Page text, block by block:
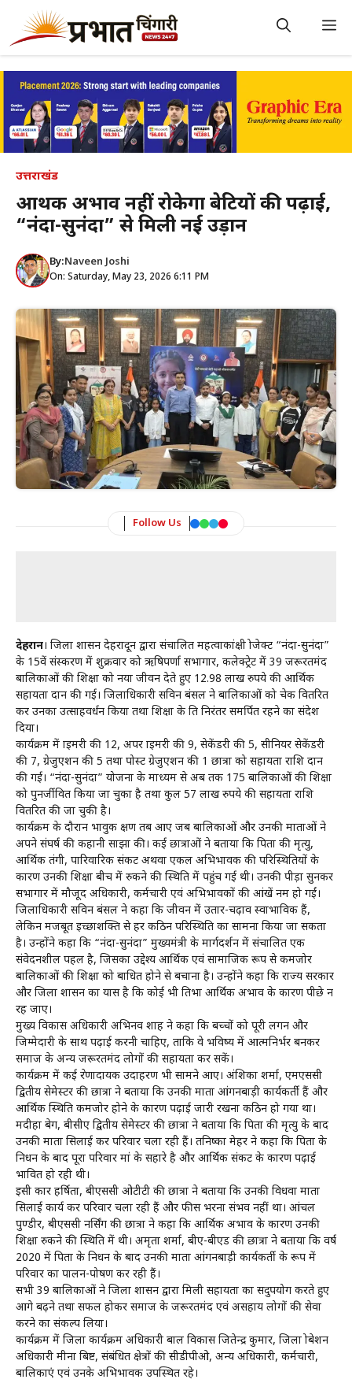
content
उत्तराखंड
आर्थिक अभाव नहीं रोकेगा बेटियों की पढ़ाई,
“नंदा-सुनंदा” से मिली नई उड़ान
By:Naveen Joshi
On: Saturday, May 23, 2026 6:11 PM
Follow Us
देहरादून। जिला प्रशासन देहरादून द्वारा संचालित महत्वाकांक्षी प्रोजेक्ट “नंदा-सुनंदा”
के 15वें संस्करण में शुक्रवार को ऋषिपर्णा सभागार, कलेक्ट्रेट में 39 जरूरतमंद
बालिकाओं की शिक्षा को नया जीवन देते हुए 12.98 लाख रुपये की आर्थिक
सहायता प्रदान की गई। जिलाधिकारी सविन बंसल ने बालिकाओं को चेक वितरित
कर उनका उत्साहवर्धन किया तथा शिक्षा के प्रति निरंतर समर्पित रहने का संदेश
दिया।
कार्यक्रम में प्राइमरी की 12, अपर प्राइमरी की 9, सेकेंडरी की 5, सीनियर सेकेंडरी
की 7, ग्रेजुएशन की 5 तथा पोस्ट ग्रेजुएशन की 1 छात्रा को सहायता राशि प्रदान
की गई। “नंदा-सुनंदा” योजना के माध्यम से अब तक 175 बालिकाओं की शिक्षा
को पुनर्जीवित किया जा चुका है तथा कुल 57 लाख रुपये की सहायता राशि
वितरित की जा चुकी है।
कार्यक्रम के दौरान भावुक क्षण तब आए जब बालिकाओं और उनकी माताओं ने
अपने संघर्ष की कहानी साझा की। कई छात्राओं ने बताया कि पिता की मृत्यु,
आर्थिक तंगी, पारिवारिक संकट अथवा एकल अभिभावक की परिस्थितियों के
कारण उनकी शिक्षा बीच में रुकने की स्थिति में पहुंच गई थी। उनकी पीड़ा सुनकर
सभागार में मौजूद अधिकारी, कर्मचारी एवं अभिभावकों की आंखें नम हो गईं।
जिलाधिकारी सविन बंसल ने कहा कि जीवन में उतार-चढ़ाव स्वाभाविक हैं,
लेकिन मजबूत इच्छाशक्ति से हर कठिन परिस्थिति का सामना किया जा सकता
है। उन्होंने कहा कि “नंदा-सुनंदा” मुख्यमंत्री के मार्गदर्शन में संचालित एक
संवेदनशील पहल है, जिसका उद्देश्य आर्थिक एवं सामाजिक रूप से कमजोर
बालिकाओं की शिक्षा को बाधित होने से बचाना है। उन्होंने कहा कि राज्य सरकार
और जिला प्रशासन का प्रयास है कि कोई भी प्रतिभा आर्थिक अभाव के कारण पीछे न
रह जाए।
मुख्य विकास अधिकारी अभिनव शाह ने कहा कि बच्चों को पूरी लगन और
जिम्मेदारी के साथ पढ़ाई करनी चाहिए, ताकि वे भविष्य में आत्मनिर्भर बनकर
समाज के अन्य जरूरतमंद लोगों की सहायता कर सकें।
कार्यक्रम में कई प्रेरणादायक उदाहरण भी सामने आए। अंशिका शर्मा, एमएससी
द्वितीय सेमेस्टर की छात्रा ने बताया कि उनकी माता आंगनबाड़ी कार्यकर्ती हैं और
आर्थिक स्थिति कमजोर होने के कारण पढ़ाई जारी रखना कठिन हो गया था।
मदीहा बेग, बीसीए द्वितीय सेमेस्टर की छात्रा ने बताया कि पिता की मृत्यु के बाद
उनकी माता सिलाई कर परिवार चला रही हैं। तनिष्का मेहर ने कहा कि पिता के
निधन के बाद पूरा परिवार मां के सहारे है और आर्थिक संकट के कारण पढ़ाई
प्रभावित हो रही थी।
इसी प्रकार हर्षिता, बीएससी ओटीटी की छात्रा ने बताया कि उनकी विधवा माता
सिलाई कार्य कर परिवार चला रही हैं और फीस भरना संभव नहीं था। आंचल
पुण्डीर, बीएससी नर्सिंग की छात्रा ने कहा कि आर्थिक अभाव के कारण उनकी
शिक्षा रुकने की स्थिति में थी। अमृता शर्मा, बीए-बीएड की छात्रा ने बताया कि वर्ष
2020 में पिता के निधन के बाद उनकी माता आंगनबाड़ी कार्यकर्ती के रूप में
परिवार का पालन-पोषण कर रही हैं।
सभी 39 बालिकाओं ने जिला प्रशासन द्वारा मिली सहायता का सदुपयोग करते हुए
आगे बढ़ने तथा सफल होकर समाज के जरूरतमंद एवं असहाय लोगों की सेवा
करने का संकल्प लिया।
कार्यक्रम में जिला कार्यक्रम अधिकारी बाल विकास जितेन्द्र कुमार, जिला प्रोबेशन
अधिकारी मीना बिष्ट, संबंधित क्षेत्रों की सीडीपीओ, अन्य अधिकारी, कर्मचारी,
बालिकाएं एवं उनके अभिभावक उपस्थित रहे।